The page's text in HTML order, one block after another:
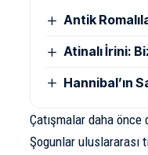
Antik
Atinalı İrini:
Hannibal’ın
Çatışmalar daha
Şogunlar uluslararası